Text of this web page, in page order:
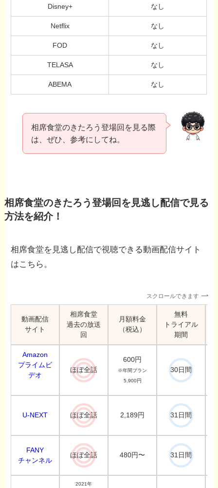
Disney+ なし
Netflix なし
FOD なし
TELASA なし
ABEMA なし
相席食堂のきたろう登場回を見る際
は、ぜひ、参考にしてね。
相席食堂のきたろう登場回を見逃し配信で見る
方法を紹介！
相席食堂を見逃し配信で視聴できる動画配信サイト
はこちら。
スクロールできます
動画配信
サイト
相席食堂
過去の放送
回
月額料金
（税込）
無料
トライアル
期間
Amazon
プライムビ
デオ
ほぼ全話
600円
※年間プラン
5,900円
30日間
U-NEXT ほぼ全話 2,189円 31日間
FANY
チャンネル
ほぼ全話 480円〜 31日間
2021年